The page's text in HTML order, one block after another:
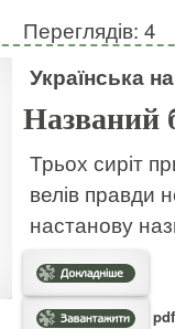
Переглядів: 4
Українська
Названий
Трьох сиріт
велів правди
настанову